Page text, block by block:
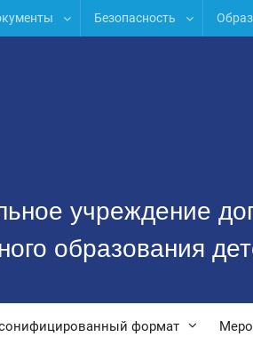
Безопасность
учреждение
образования
формат